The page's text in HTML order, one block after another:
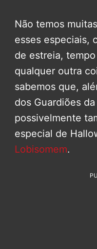
Não temos
esses especiais,
de estreia,
qualquer outra
sabemos que,
dos Guardiões
possivelmente
especial de
Lobisomem.